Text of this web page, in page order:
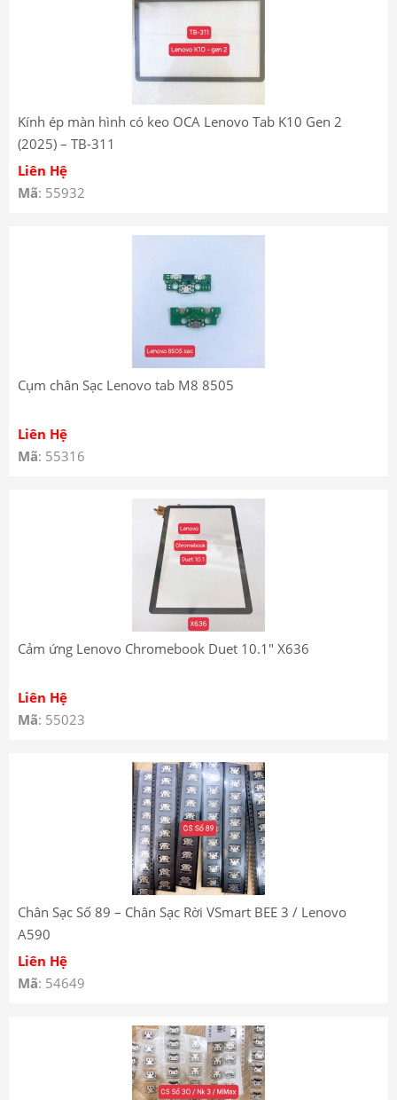
Kính ép màn hình có keo OCA Lenovo Tab K10 Gen 2
(2025) – TB-311
Liên Hệ
Mã: 55932
Cụm chân Sạc Lenovo tab M8 8505
Liên Hệ
Mã: 55316
Cảm ứng Lenovo Chromebook Duet 10.1″ X636
Liên Hệ
Mã: 55023
Chân Sạc Số 89 – Chân Sạc Rời VSmart BEE 3 / Lenovo
A590
Liên Hệ
Mã: 54649